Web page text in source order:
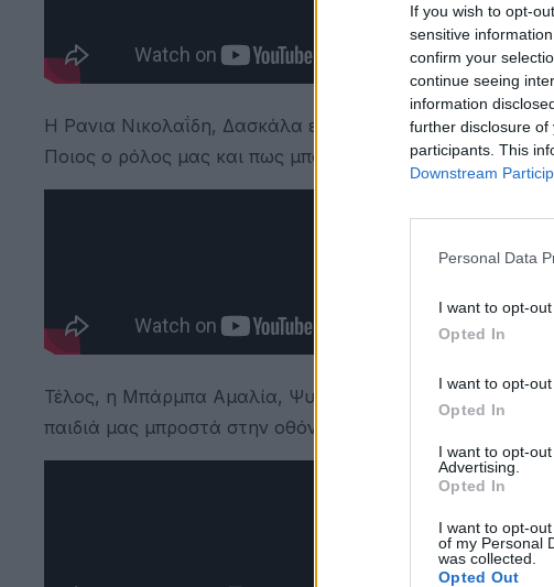
If you wish to opt-
sensitive
confirm your
continue seeing
information
further disclosure of
participants. This
Downstream
Personal Data
I want to opt-
Opted In
I want to opt-
Opted In
I want to opt-
Advertising.
Opted In
I want to opt-
of my Personal
was collected.
Opted Out
Η Ρανια Νικολαΐδη, Δασκάλα ειδικής αγωγής, ανέλυσε
Ποιος ο ρόλος μας και πως μπορώ να το βοηθήσω
Τέλος, η Μπάρμπα Αμαλία, Ψυχολόγος, ανέπτυξε το
παιδιά μας μπροστά στην οθόνη.